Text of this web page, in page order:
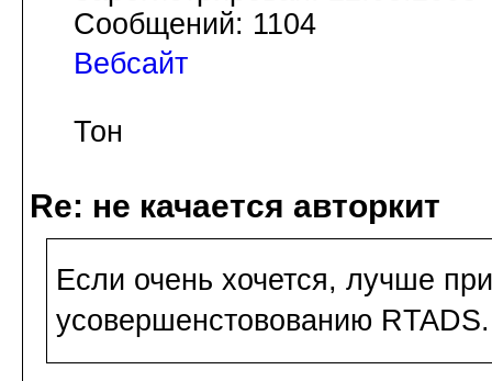
Сообщений: 1104
Вебсайт
Тон
Re: не качается авторкит
Если очень хочется, лучше
усовершенстовованию RTADS.